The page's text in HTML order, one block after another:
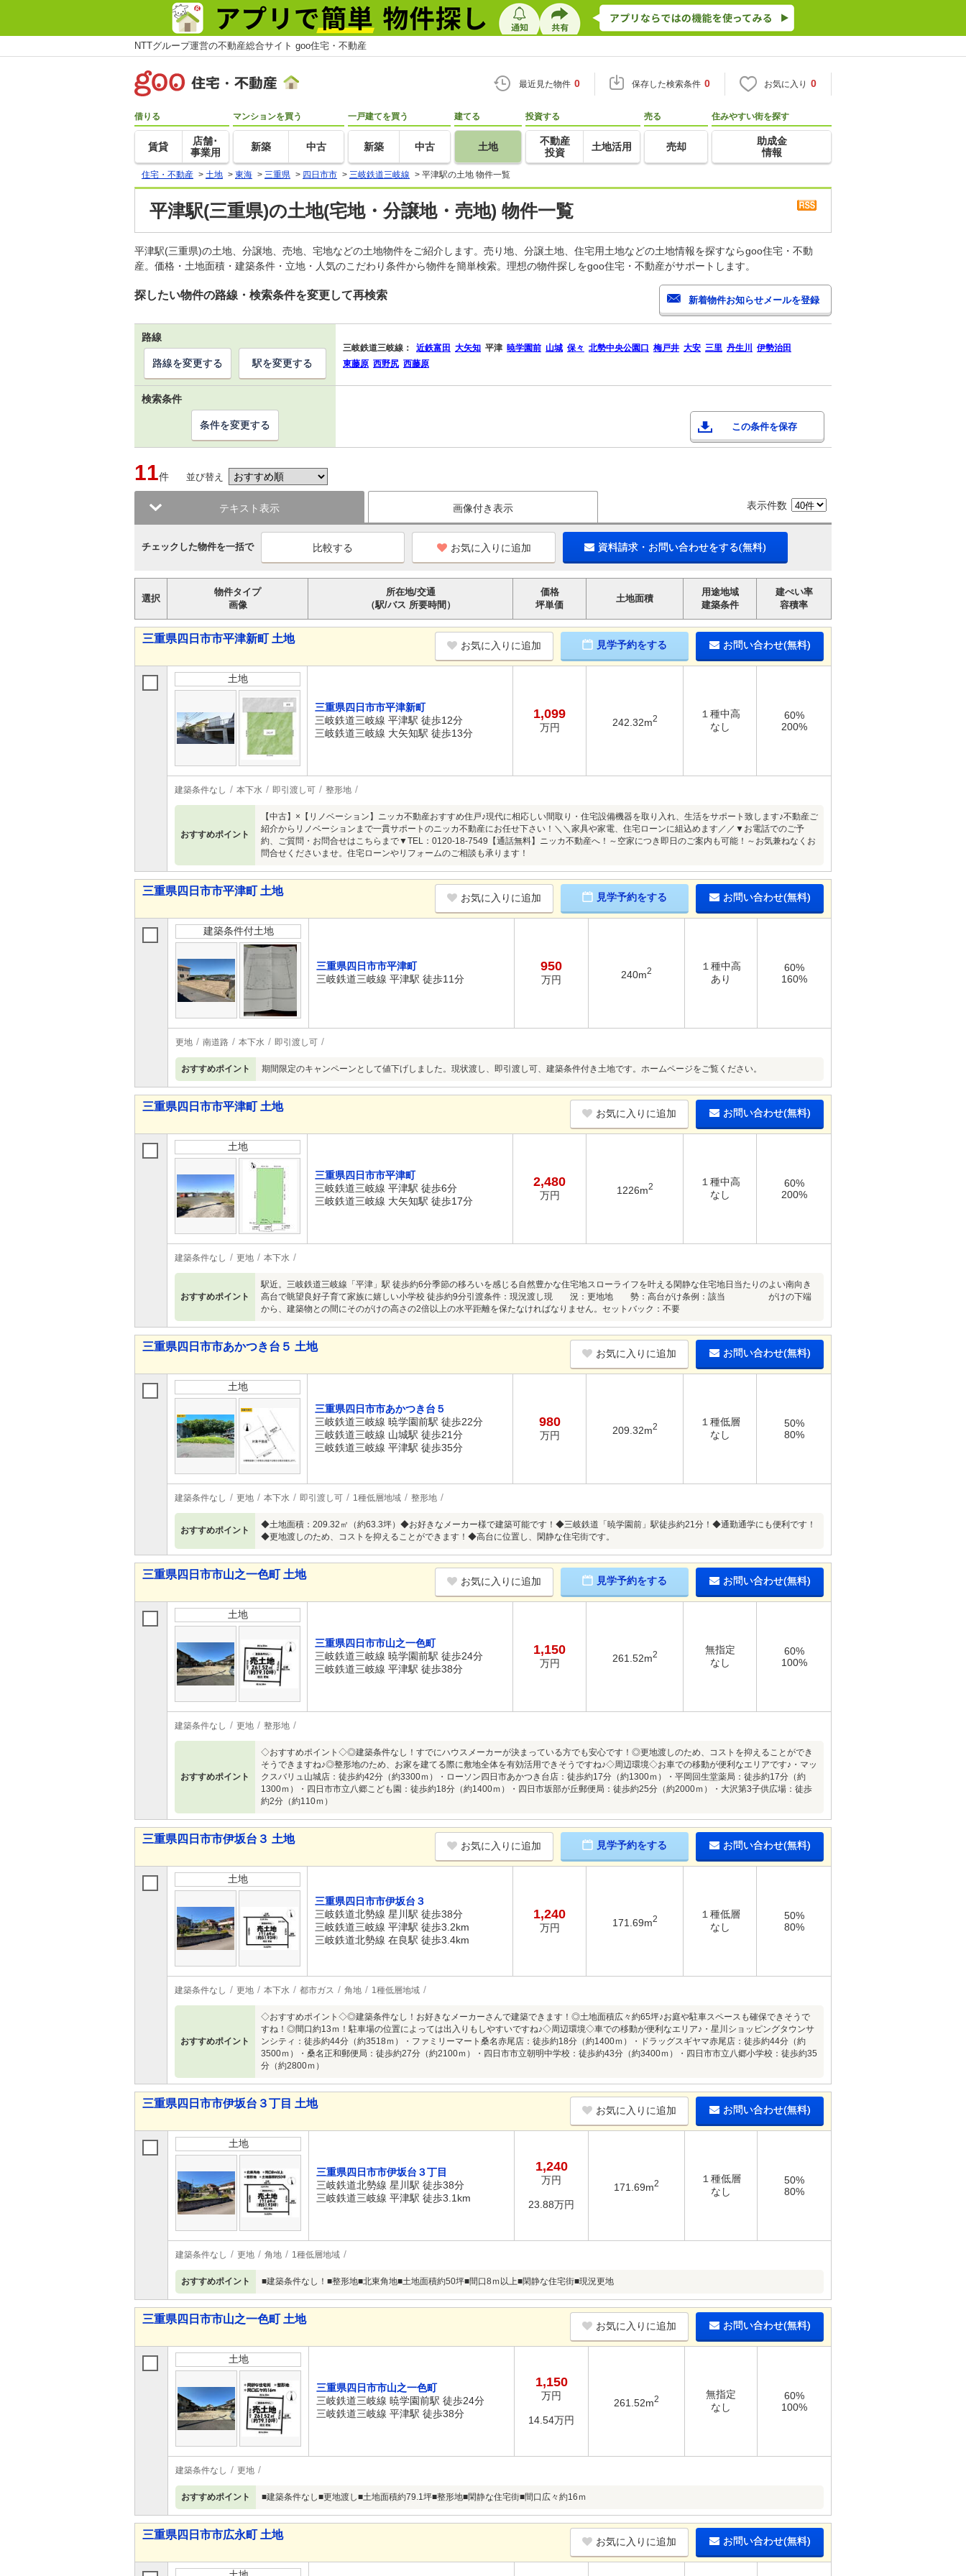
NTTグループ運営の不動産総合サイト goo住宅・不動産
最近見た物件 0 保存した検索条件 0 お気に入り 0
借りる
賃貸
店舗･
事業用
マンションを買う
新築 中古
一戸建てを買う
新築 中古
建てる
土地
投資する
不動産
投資
土地活用
売る
売却
住みやすい街を探す
助成金
情報
住宅・不動産 > 土地 > 東海 > 三重県 > 四日市市 > 三岐鉄道三岐線 > 平津駅の土地 物件一覧
平津駅(三重県)の土地(宅地・分譲地・売地) 物件一覧
平津駅(三重県)の土地、分譲地、売地、宅地などの土地物件をご紹介します。売り地、分譲土地、住宅用土地などの土地情報を探すならgoo住宅・不動
産。価格・土地面積・建築条件・立地・人気のこだわり条件から物件を簡単検索。理想の物件探しをgoo住宅・不動産がサポートします。
探したい物件の路線・検索条件を変更して再検索
路線
三岐鉄道三岐線： 近鉄富田 大矢知 平津 暁学園前 山城 保々 北勢中央公園口 梅戸井 大安 三里 丹生川
伊勢治田
東藤原 西野尻 西藤原
路線を変更する 駅を変更する
検索条件
この条件を保存
条件を変更する
11件 並び替え
テキスト表示 画像付き表示 表示件数
チェックした物件を一括で お気に入りに追加 資料請求・お問い合わせをする(無料)
選択
物件タイプ
画像
所在地/交通
（駅/バス 所要時間）
価格
坪単価
土地面積
用途地域
建築条件
建ぺい率
容積率
三重県四日市市平津新町 土地
お気に入りに追加 見学予約をする お問い合わせ(無料)
土地
三重県四日市市平津新町
三岐鉄道三岐線 平津駅 徒歩12分
三岐鉄道三岐線 大矢知駅 徒歩13分
1,099
万円 242.32m2
１種中高
なし
60%
200%
建築条件なし 本下水 即引渡し可 整形地
おすすめポイント
【中古】×【リノベーション】ニッカ不動産おすすめ住戸♪現代に相応しい間取り・住宅設備機器を取り入れ、生活をサポート致します♪不動産ご
紹介からリノベーションまで一貫サポートのニッカ不動産にお任せ下さい！＼＼家具や家電、住宅ローンに組込めます／／▼お電話でのご予
約、ご質問・お問合せはこちらまで▼TEL：0120-18-7549【通話無料】ニッカ不動産へ！～空家につき即日のご案内も可能！～お気兼ねなくお
問合せくださいませ。住宅ローンやリフォームのご相談も承ります！
三重県四日市市平津町 土地
お気に入りに追加 見学予約をする お問い合わせ(無料)
建築条件付土地
三重県四日市市平津町
三岐鉄道三岐線 平津駅 徒歩11分
950
万円 240m2
１種中高
あり
60%
160%
更地 南道路 本下水 即引渡し可
おすすめポイント 期間限定のキャンペーンとして値下げしました。現状渡し、即引渡し可、建築条件付き土地です。ホームページをご覧ください。
三重県四日市市平津町 土地
お気に入りに追加 お問い合わせ(無料)
土地
三重県四日市市平津町
三岐鉄道三岐線 平津駅 徒歩6分
三岐鉄道三岐線 大矢知駅 徒歩17分
2,480
万円 1226m2
１種中高
なし
60%
200%
建築条件なし 更地 本下水
おすすめポイント
駅近。三岐鉄道三岐線「平津」駅 徒歩約6分季節の移ろいを感じる自然豊かな住宅地スローライフを叶える閑静な住宅地日当たりのよい南向き
高台で眺望良好子育て家族に嬉しい小学校 徒歩約9分引渡条件：現況渡し現 況：更地地 勢：高台がけ条例：該当 がけの下端
から、建築物との間にそのがけの高さの2倍以上の水平距離を保たなければなりません。セットバック：不要
三重県四日市市あかつき台５ 土地
お気に入りに追加 お問い合わせ(無料)
土地
三重県四日市市あかつき台５
三岐鉄道三岐線 暁学園前駅 徒歩22分
三岐鉄道三岐線 山城駅 徒歩21分
三岐鉄道三岐線 平津駅 徒歩35分
980
万円 209.32m2
１種低層
なし
50%
80%
建築条件なし 更地 本下水 即引渡し可 1種低層地域 整形地
おすすめポイント
◆土地面積：209.32㎡（約63.3坪）◆お好きなメーカー様で建築可能です！◆三岐鉄道「暁学園前」駅徒歩約21分！◆通勤通学にも便利です！
◆更地渡しのため、コストを抑えることができます！◆高台に位置し、閑静な住宅街です。
三重県四日市市山之一色町 土地
お気に入りに追加 見学予約をする お問い合わせ(無料)
土地
三重県四日市市山之一色町
三岐鉄道三岐線 暁学園前駅 徒歩24分
三岐鉄道三岐線 平津駅 徒歩38分
1,150
万円 261.52m2
無指定
なし
60%
100%
建築条件なし 更地 整形地
おすすめポイント
◇おすすめポイント◇◎建築条件なし！すでにハウスメーカーが決まっている方でも安心です！◎更地渡しのため、コストを抑えることができ
そうできますね♪◎整形地のため、お家を建てる際に敷地全体を有効活用できそうですね♪◇周辺環境◇お車での移動が便利なエリアです♪・マッ
クスバリュ山城店：徒歩約42分（約3300ｍ）・ローソン四日市あかつき台店：徒歩約17分（約1300ｍ）・平岡回生堂薬局：徒歩約17分（約
1300ｍ）・四日市市立八郷こども園：徒歩約18分（約1400ｍ）・四日市坂部が丘郵便局：徒歩約25分（約2000ｍ）・大沢第3子供広場：徒歩
約2分（約110ｍ）
三重県四日市市伊坂台３ 土地
お気に入りに追加 見学予約をする お問い合わせ(無料)
土地
三重県四日市市伊坂台３
三岐鉄道北勢線 星川駅 徒歩38分
三岐鉄道三岐線 平津駅 徒歩3.2km
三岐鉄道北勢線 在良駅 徒歩3.4km
1,240
万円 171.69m2
１種低層
なし
50%
80%
建築条件なし 更地 本下水 都市ガス 角地 1種低層地域
おすすめポイント
◇おすすめポイント◇◎建築条件なし！お好きなメーカーさんで建築できます！◎土地面積広々約65坪♪お庭や駐車スペースも確保できそうで
すね！◎間口約13ｍ！駐車場の位置によっては出入りもしやすいですね♪◇周辺環境◇車での移動が便利なエリア♪・星川ショッピングタウンサ
ンシティ：徒歩約44分（約3518ｍ）・ファミリーマート桑名赤尾店：徒歩約18分（約1400ｍ）・ドラッグスギヤマ赤尾店：徒歩約44分（約
3500ｍ）・桑名正和郵便局：徒歩約27分（約2100ｍ）・四日市市立朝明中学校：徒歩約43分（約3400ｍ）・四日市市立八郷小学校：徒歩約35
分（約2800ｍ）
三重県四日市市伊坂台３丁目 土地
お気に入りに追加 お問い合わせ(無料)
土地
三重県四日市市伊坂台３丁目
三岐鉄道北勢線 星川駅 徒歩38分
三岐鉄道三岐線 平津駅 徒歩3.1km
1,240
万円
23.88万円
171.69m2
１種低層
なし
50%
80%
建築条件なし 更地 角地 1種低層地域
おすすめポイント ■建築条件なし！■整形地■北東角地■土地面積約50坪■間口8ｍ以上■閑静な住宅街■現況更地
三重県四日市市山之一色町 土地
お気に入りに追加 お問い合わせ(無料)
土地
三重県四日市市山之一色町
三岐鉄道三岐線 暁学園前駅 徒歩24分
三岐鉄道三岐線 平津駅 徒歩38分
1,150
万円
14.54万円
261.52m2
無指定
なし
60%
100%
建築条件なし 更地
おすすめポイント ■建築条件なし■更地渡し■土地面積約79.1坪■整形地■閑静な住宅街■間口広々約16ｍ
三重県四日市市広永町 土地
お気に入りに追加 お問い合わせ(無料)